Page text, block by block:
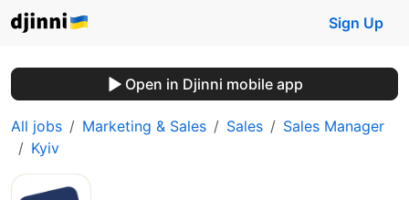
Sign Up
Open in Djinni mobile app
All jobs Marketing & Sales Sales
Sales Manager
Kyiv